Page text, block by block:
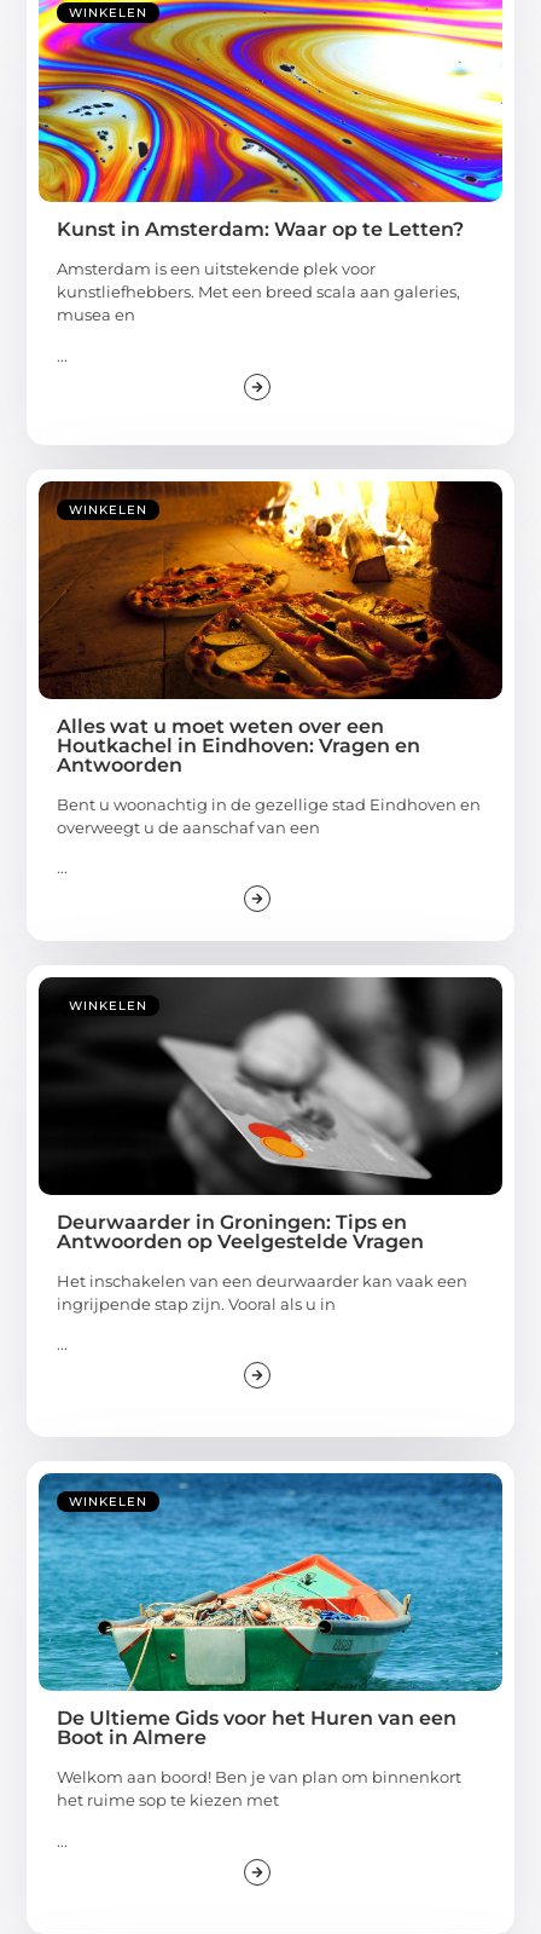
WINKELEN
Kunst in Amsterdam: Waar op te Letten?
Amsterdam is een uitstekende plek voor
kunstliefhebbers. Met een breed scala aan galeries,
musea en
...
WINKELEN
Alles wat u moet weten over een
Houtkachel in Eindhoven: Vragen en
Antwoorden
Bent u woonachtig in de gezellige stad Eindhoven en
overweegt u de aanschaf van een
...
WINKELEN
Deurwaarder in Groningen: Tips en
Antwoorden op Veelgestelde Vragen
Het inschakelen van een deurwaarder kan vaak een
ingrijpende stap zijn. Vooral als u in
...
WINKELEN
De Ultieme Gids voor het Huren van een
Boot in Almere
Welkom aan boord! Ben je van plan om binnenkort
het ruime sop te kiezen met
...